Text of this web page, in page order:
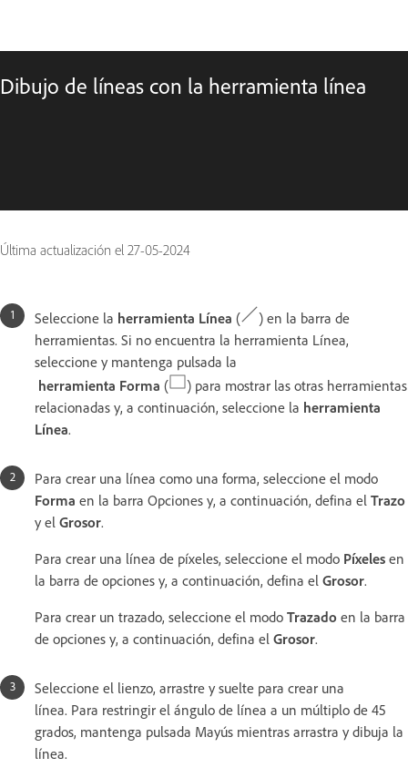
Dibujo de líneas con la herramienta línea
Última actualización el 27-05-2024
Seleccione la herramienta Línea (
) en la barra de
herramientas. Si no encuentra la herramienta Línea,
seleccione y mantenga pulsada la
herramienta Forma (
) para mostrar las otras herramientas
relacionadas y, a continuación, seleccione la herramienta
Línea.
Para crear una línea como una forma, seleccione el modo
Forma en la barra Opciones y, a continuación, defina el Trazo
y el Grosor.
Para crear una línea de píxeles, seleccione el modo Píxeles en
la barra de opciones y, a continuación, defina el Grosor.
Para crear un trazado, seleccione el modo Trazado en la barra
de opciones y, a continuación, defina el Grosor.
Seleccione el lienzo, arrastre y suelte para crear una
línea. Para restringir el ángulo de línea a un múltiplo de 45
grados, mantenga pulsada Mayús mientras arrastra y dibuja la
línea.